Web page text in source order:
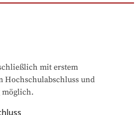
mit erstem
Hochschulabschluss und